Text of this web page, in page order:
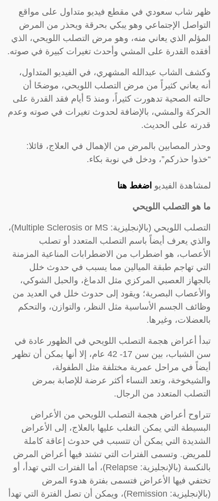
ظهر شاب سعودي في مقطع فيديو متداول على مواقع
التواصل الإجتماعي وهو يبكي بحرقة ويحذر من المرض
المؤلم الذي يعاني منه، وهو مرض التصلب اللويحي، الذي
أفقده القدرة على المشي وأحدث تغيرات كبيرة في صوته.
وكشف الشاب عبدالله المشهري، في الفيديو المتداول،
أنه يعاني كثيراً من مرض التصلب اللويحي، موضحًا أن
حالته الصحية تدهورت كثيراً، ومنذ 5 أيام فقد القدرة على
الحركة والمشي، بالإضافة لحدوث تغيرات في صوته وعدم
قدرته على الحديث.
وحذر المصابين بالمرض من الإهمال في العلاج، قائلا:
“خذوا حذركم”، ودخل في نوبة بكاء.
لمشاهدة الفيديو اضغط هنا
ما هو التصلب اللويحي
التصلب اللويحي (بالإنجليزية: Multiple Sclerosis or MS)،
والذي يعرف أيضاً باسم التصلب المتعدد أو تصلب
الأعصاب، هو اضطراب من الاضطرابات المناعية المزمنة
التي تهاجم طبقة الميالين مما يسبب في حدوث خلل
بالجهاز العصبي المركزي مثل الدماغ، والحبل الشوكي،
والأعصاب البصرية؛ ويقود إلى حدوث خلل في العديد من
وظائف الجسم الأساسية مثل النظر، والتوازن، والتحكم
بالعضلات، وغيرها.
تبدأ أعراض هجمة التصلب اللويحي في الظهور عادة في
سن الشباب، بين سن 17- 42 عام، إلا أنها يمكن أن تظهر
أيضاً في مراحل عمرية مختلفة مثل الطفولة،
والشيخوخة، وتعد النساء أكثر عرضة للإصابة بمرض
التصلب المتعدد من الرجال.
تتراوح أعراض هجمة التصلب اللويحي من الأعراض
البسيطة التي يمكن التغلب عليها بالعلاج، إلى الأعراض
الشديدة التي يمكن أن تتسبب في حدوث إعاقة كاملة
للمريض. وتسمى الفترات التي تشتد فيها أعراض المرض
بالنكسة (بالإنجليزية: Relapse)، أما الفترات التي تهدأ، أو
تختفي فيها الأعراض فتسمى بفترة هدوء المرض
(بالإنجليزية: Remission)، ويمكن أن تصل الفترة التي تهدأ